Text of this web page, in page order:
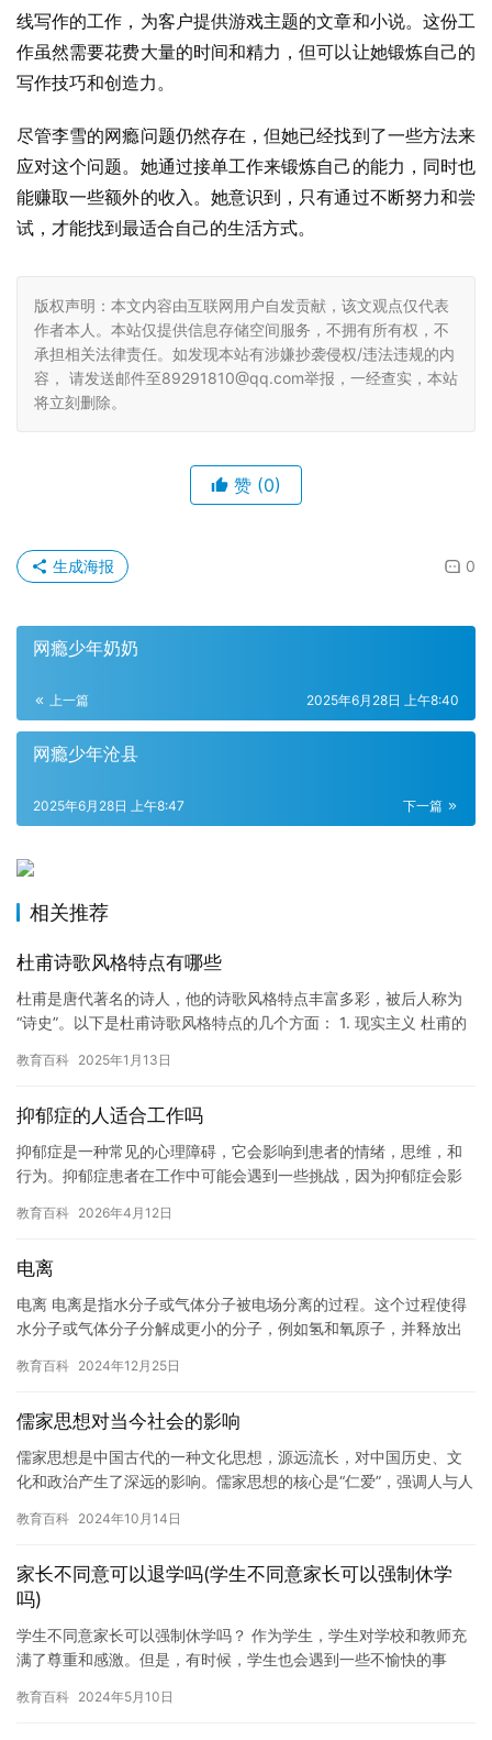
线写作的工作，为客户提供游戏主题的文章和小说。这份工
作虽然需要花费大量的时间和精力，但可以让她锻炼自己的
写作技巧和创造力。
尽管李雪的网瘾问题仍然存在，但她已经找到了一些方法来
应对这个问题。她通过接单工作来锻炼自己的能力，同时也
能赚取一些额外的收入。她意识到，只有通过不断努力和尝
试，才能找到最适合自己的生活方式。
版权声明：本文内容由互联网用户自发贡献，该文观点仅代表
作者本人。本站仅提供信息存储空间服务，不拥有所有权，不
承担相关法律责任。如发现本站有涉嫌抄袭侵权/违法违规的内
容， 请发送邮件至89291810@qq.com举报，一经查实，本站
将立刻删除。
赞 (0)
0
生成海报
网瘾少年奶奶
上一篇 2025年6月28日 上午8:40
网瘾少年沧县
下一篇
2025年6月28日 上午8:47
相关推荐
杜甫诗歌风格特点有哪些
杜甫是唐代著名的诗人，他的诗歌风格特点丰富多彩，被后人称为
“诗史”。以下是杜甫诗歌风格特点的几个方面： 1. 现实主义 杜甫的
教育百科 2025年1月13日
抑郁症的人适合工作吗
抑郁症是一种常见的心理障碍，它会影响到患者的情绪，思维，和
行为。抑郁症患者在工作中可能会遇到一些挑战，因为抑郁症会影
的工作…
教育百科 2026年4月12日
电离
电离 电离是指水分子或气体分子被电场分离的过程。这个过程使得
水分子或气体分子分解成更小的分子，例如氢和氧原子，并释放出
用…
教育百科 2024年12月25日
儒家思想对当今社会的影响
儒家思想是中国古代的一种文化思想，源远流长，对中国历史、文
化和政治产生了深远的影响。儒家思想的核心是“仁爱”，强调人与人
和…
教育百科 2024年10月14日
家长不同意可以退学吗(学生不同意家长可以强制休学
吗)
学生不同意家长可以强制休学吗？ 作为学生，学生对学校和教师充
满了尊重和感激。但是，有时候，学生也会遇到一些不愉快的事
如果这…
教育百科 2024年5月10日